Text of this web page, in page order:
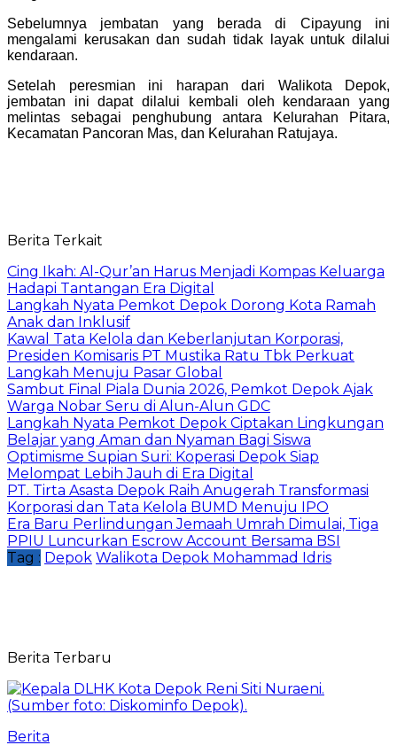
Sebelumnya jembatan yang berada di Cipayung ini
mengalami kerusakan dan sudah tidak layak untuk dilalui
kendaraan.
Setelah peresmian ini harapan dari Walikota Depok,
jembatan ini dapat dilalui kembali oleh kendaraan yang
melintas sebagai penghubung antara Kelurahan Pitara,
Kecamatan Pancoran Mas, dan Kelurahan Ratujaya.
Berita Terkait
Cing Ikah: Al-Qur’an Harus Menjadi Kompas Keluarga
Hadapi Tantangan Era Digital
Langkah Nyata Pemkot Depok Dorong Kota Ramah
Anak dan Inklusif
Kawal Tata Kelola dan Keberlanjutan Korporasi,
Presiden Komisaris PT Mustika Ratu Tbk Perkuat
Langkah Menuju Pasar Global
Sambut Final Piala Dunia 2026, Pemkot Depok Ajak
Warga Nobar Seru di Alun-Alun GDC
Langkah Nyata Pemkot Depok Ciptakan Lingkungan
Belajar yang Aman dan Nyaman Bagi Siswa
Optimisme Supian Suri: Koperasi Depok Siap
Melompat Lebih Jauh di Era Digital
PT. Tirta Asasta Depok Raih Anugerah Transformasi
Korporasi dan Tata Kelola BUMD Menuju IPO
Era Baru Perlindungan Jemaah Umrah Dimulai, Tiga
PPIU Luncurkan Escrow Account Bersama BSI
Tag : Depok Walikota Depok Mohammad Idris
Berita Terbaru
Berita